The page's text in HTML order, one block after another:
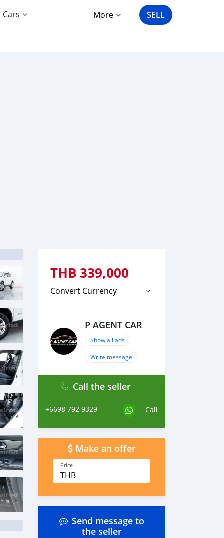
Cars More SELL
THB 339,000
Convert Currency
P AGENT CAR
Show all ads
Write message
Call the seller
+6698 792 9329 Call
Make an offer
Price
THB
Send message to
the seller